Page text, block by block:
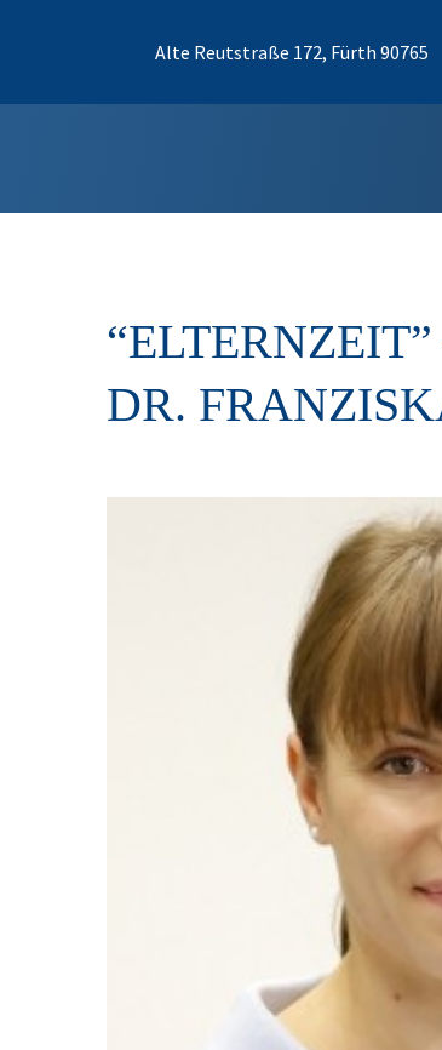
Alte Reutstraße 172, Fürth 90765
DR.